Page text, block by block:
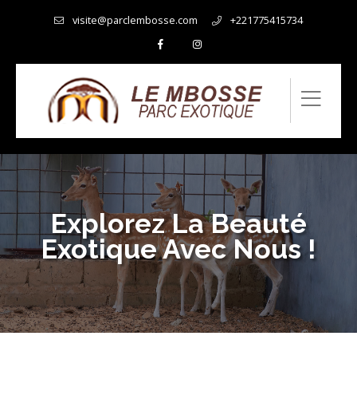
visite@parclembosse.com +221775415734
Explorez La Beauté
Exotique Avec Nous !